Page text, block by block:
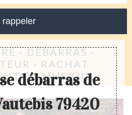
- DÉBARRAS -
- RACHAT
DE MUSIQUE
débarras de
79420